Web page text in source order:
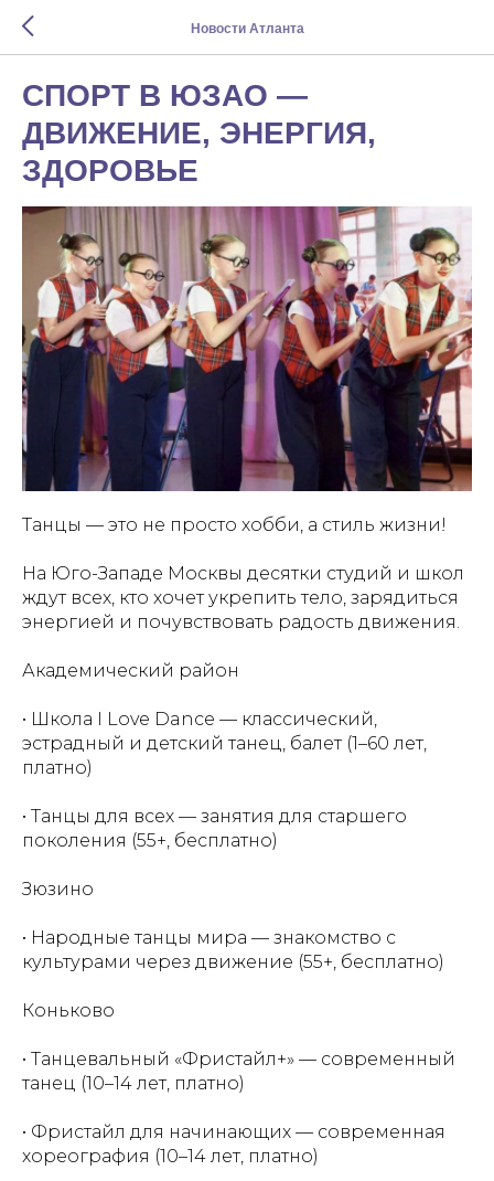
Новости Атланта
СПОРТ В ЮЗАО —
ДВИЖЕНИЕ, ЭНЕРГИЯ,
ЗДОРОВЬЕ
Танцы — это не просто хобби, а стиль жизни!
На Юго-Западе Москвы десятки студий и школ
ждут всех, кто хочет укрепить тело, зарядиться
энергией и почувствовать радость движения.
Академический район
• Школа I Love Dance — классический,
эстрадный и детский танец, балет (1–60 лет,
платно)
• Танцы для всех — занятия для старшего
поколения (55+, бесплатно)
Зюзино
• Народные танцы мира — знакомство с
культурами через движение (55+, бесплатно)
Коньково
• Танцевальный «Фристайл+» — современный
танец (10–14 лет, платно)
• Фристайл для начинающих — современная
хореография (10–14 лет, платно)